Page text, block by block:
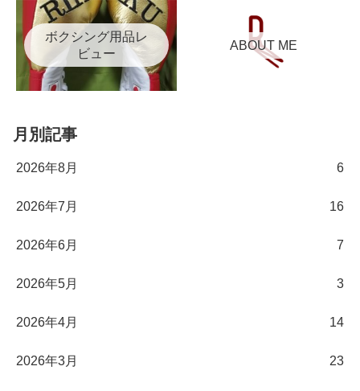
ボクシング用品レ
ビュー
ABOUT ME
月別記事
2026年8月 6
2026年7月 16
2026年6月 7
2026年5月 3
2026年4月 14
2026年3月 23